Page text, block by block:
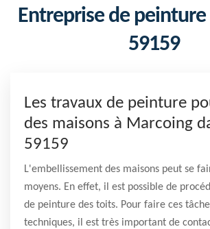
Entreprise de
59159
Les travaux de peinture
des maisons à Marcoing
59159
L'embellissement des maisons peut se
moyens. En effet, il est possible de
de peinture des toits. Pour faire ces
techniques, il est très important de